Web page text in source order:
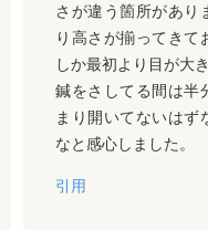
さが違う箇所があり
り高さが揃ってきて
しか最初より目が大
鍼をさしてる間は半
まり開いてないはず
なと感心しました。
引用